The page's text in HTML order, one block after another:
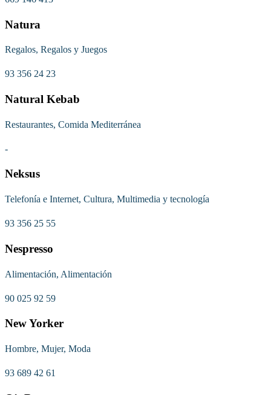
Natura
Regalos, Regalos y Juegos
93 356 24 23
Natural Kebab
Restaurantes, Comida Mediterránea
-
Neksus
Telefonía e Internet, Cultura, Multimedia y tecnología
93 356 25 55
Nespresso
Alimentación, Alimentación
90 025 92 59
New Yorker
Hombre, Mujer, Moda
93 689 42 61